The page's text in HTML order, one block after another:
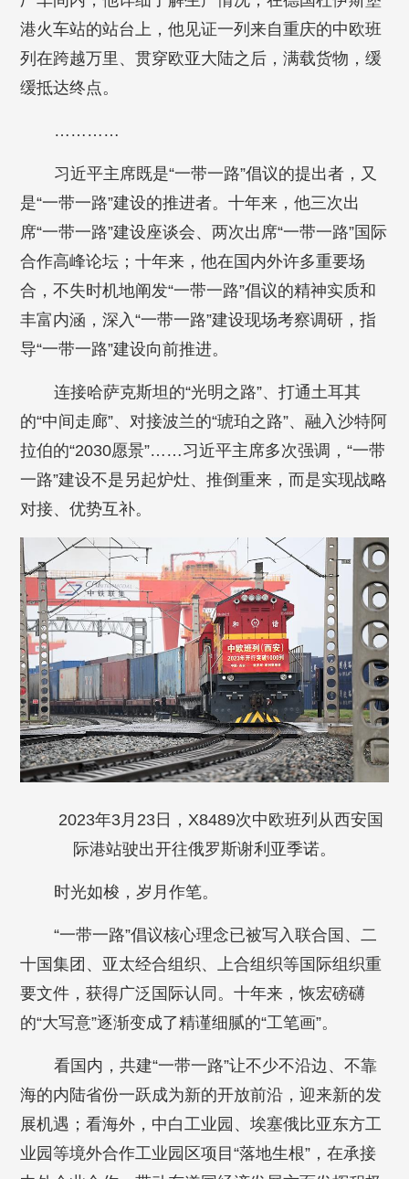
港火车站的站台上，他见证一列来自重庆的中欧班
列在跨越万里、贯穿欧亚大陆之后，满载货物，缓
缓抵达终点。
…………
习近平主席既是“一带一路”倡议的提出者，又
是“一带一路”建设的推进者。十年来，他三次出
席“一带一路”建设座谈会、两次出席“一带一路”国际
合作高峰论坛；十年来，他在国内外许多重要场
合，不失时机地阐发“一带一路”倡议的精神实质和
丰富内涵，深入“一带一路”建设现场考察调研，指
导“一带一路”建设向前推进。
连接哈萨克斯坦的“光明之路”、打通土耳其
的“中间走廊”、对接波兰的“琥珀之路”、融入沙特阿
拉伯的“2030愿景”……习近平主席多次强调，“一带
一路”建设不是另起炉灶、推倒重来，而是实现战略
对接、优势互补。
2023年3月23日，X8489次中欧班列从西安国
际港站驶出开往俄罗斯谢利亚季诺。
时光如梭，岁月作笔。
“一带一路”倡议核心理念已被写入联合国、二
十国集团、亚太经合组织、上合组织等国际组织重
要文件，获得广泛国际认同。十年来，恢宏磅礴
的“大写意”逐渐变成了精谨细腻的“工笔画”。
看国内，共建“一带一路”让不少不沿边、不靠
海的内陆省份一跃成为新的开放前沿，迎来新的发
展机遇；看海外，中白工业园、埃塞俄比亚东方工
业园等境外合作工业园区项目“落地生根”，在承接